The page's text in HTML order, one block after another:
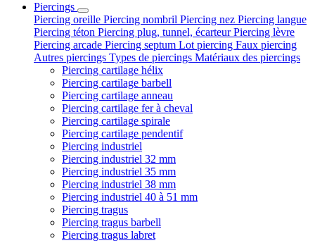
Piercings
Piercing oreille Piercing nombril Piercing nez Piercing langue
Piercing téton Piercing plug, tunnel, écarteurPiercing lèvre
Piercing arcade Piercing septum Lot piercing Faux piercing
Autres piercings Types de piercings Matériaux des piercings
Piercing cartilage hélix
Piercing cartilage barbell
Piercing cartilage anneau
Piercing cartilage fer à cheval
Piercing cartilage spirale
Piercing cartilage pendentif
Piercing industriel
Piercing industriel 32 mm
Piercing industriel 35 mm
Piercing industriel 38 mm
Piercing industriel 40 à 51 mm
Piercing tragus
Piercing tragus barbell
Piercing tragus labret